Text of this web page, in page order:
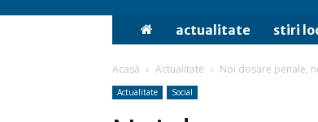
actualitate stiri
Acasă Actualitate Noi dosare penale,
Actualitate Social